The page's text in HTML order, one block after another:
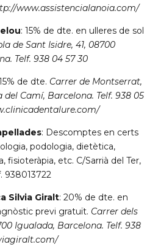
www.assistencialanoia.com/
: 15% de dte. en ulleres de sol
de Sant Isidre, 41, 08700
Telf. 938 04 57 30
de dte. Carrer de Montserrat,
del Camí, Barcelona. Telf. 938 05
: Descomptes en certs
podologia, dietètica,
fisioteràpia, etc. C/Sarrià del Ter,
938013722
Silvia Giralt: 20% de dte. en
previ gratuït. Carrer dels
Igualada, Barcelona. Telf. 938